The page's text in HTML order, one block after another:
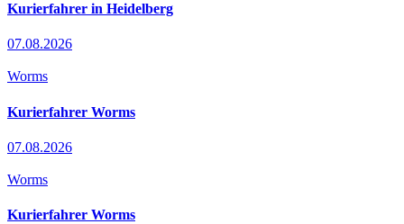
Kurierfahrer in Heidelberg
07.08.2026
Worms
Kurierfahrer Worms
07.08.2026
Worms
Kurierfahrer Worms